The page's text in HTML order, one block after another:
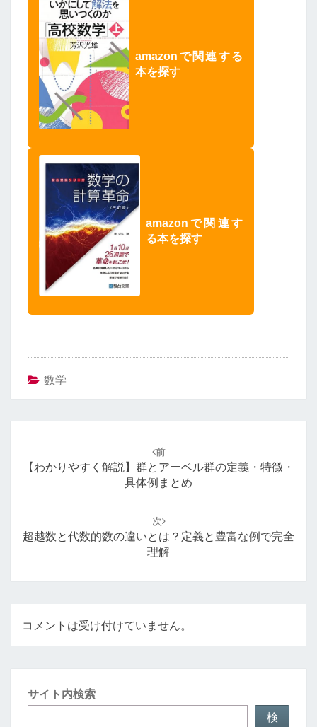
amazonで関連する
本を探す
amazonで関連す
る本を探す
数学
シ
ョ
前
【わかりやすく解説】群とアーベル群の定義・特徴・
具体例まとめ
次
超越数と代数的数の違いとは？定義と豊富な例で完全
理解
コメントは受け付けていません。
サイト内検索
検